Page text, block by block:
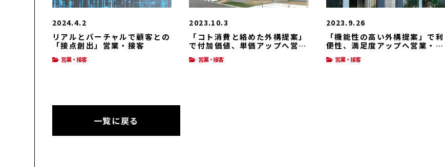
2024.4.2
リアルとバーチャルで顧客との
「接点創出」営業・接客
営業・接客
2023.10.3
「コト消費と絡めた外構提案」
で付加価値、単価アップへ営
営業・接客
2023.9.26
「機能性の高い外構提案」で利
便性、満足度アップへ営業・接
営業・接客
一覧に戻る